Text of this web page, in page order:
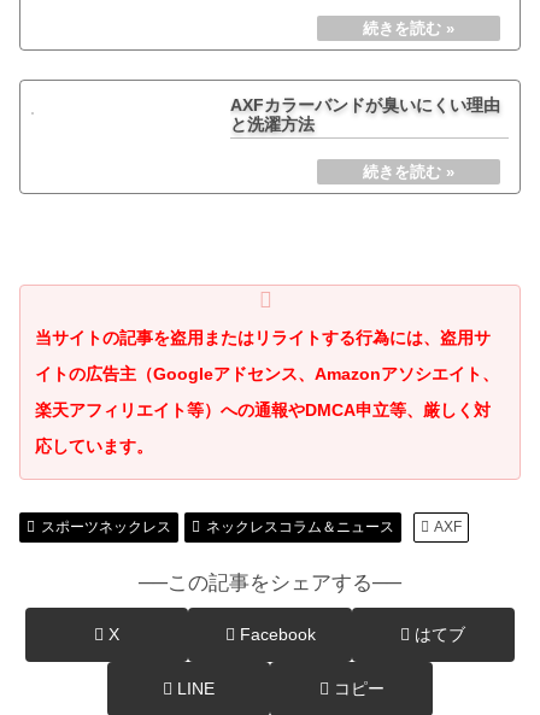
AXFカラーバンドが臭いにくい理由
と洗濯方法
当サイトの記事を盗用またはリライトする行為には、盗用サ
イトの広告主（Googleアドセンス、Amazonアソシエイト、
楽天アフィリエイト等）への通報やDMCA申立等、厳しく対
応しています。
スポーツネックレス ネックレスコラム＆ニュース AXF
──この記事をシェアする──
X Facebook はてブ
LINE コピー